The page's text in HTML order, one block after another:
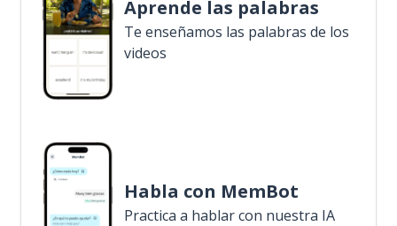
Aprende las palabras
Te enseñamos las palabras de los
videos
Habla con MemBot
Practica a hablar con nuestra IA